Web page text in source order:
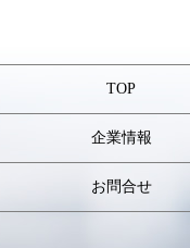
TOP
企業情報
お問合せ